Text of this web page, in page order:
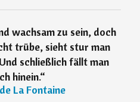
wachsam zu sein, doch
trübe, sieht stur man
schließlich fällt man
hinein.“
La Fontaine